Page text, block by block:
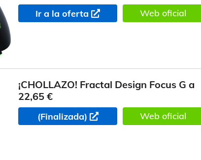
Ir a la oferta Web oficial
¡CHOLLAZO! Fractal Design Focus G a
22,65 €
(Finalizada) Web oficial